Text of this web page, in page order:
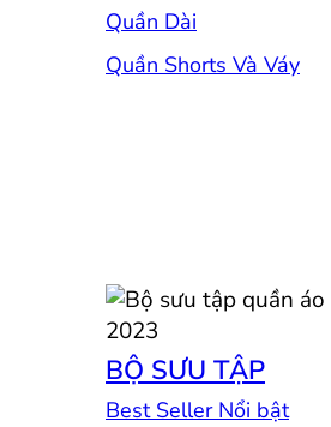
Quần Dài
Quần Shorts Và Váy
BỘ SƯU TẬP
Best Seller